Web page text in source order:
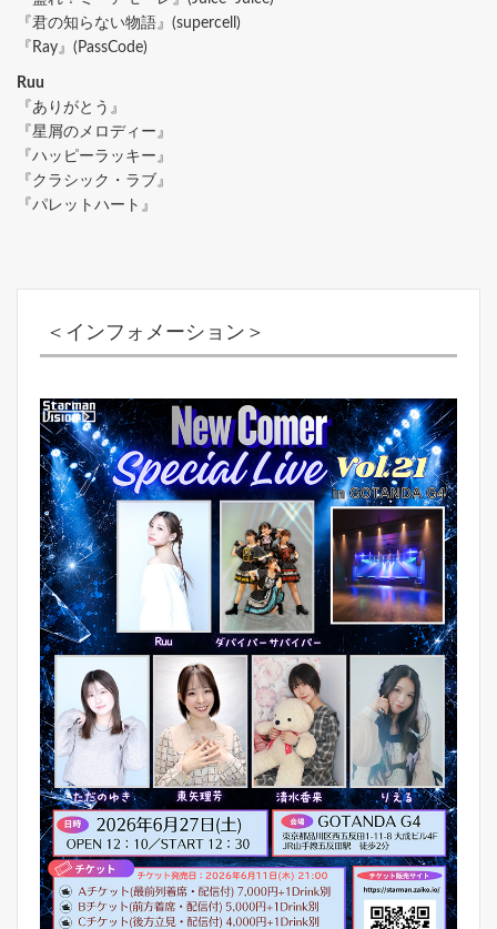
『君の知らない物語』(supercell)
『Ray』(PassCode)
Ruu
『ありがとう』
『星屑のメロディー』
『ハッピーラッキー』
『クラシック・ラブ』
『パレットハート』
＜インフォメーション＞